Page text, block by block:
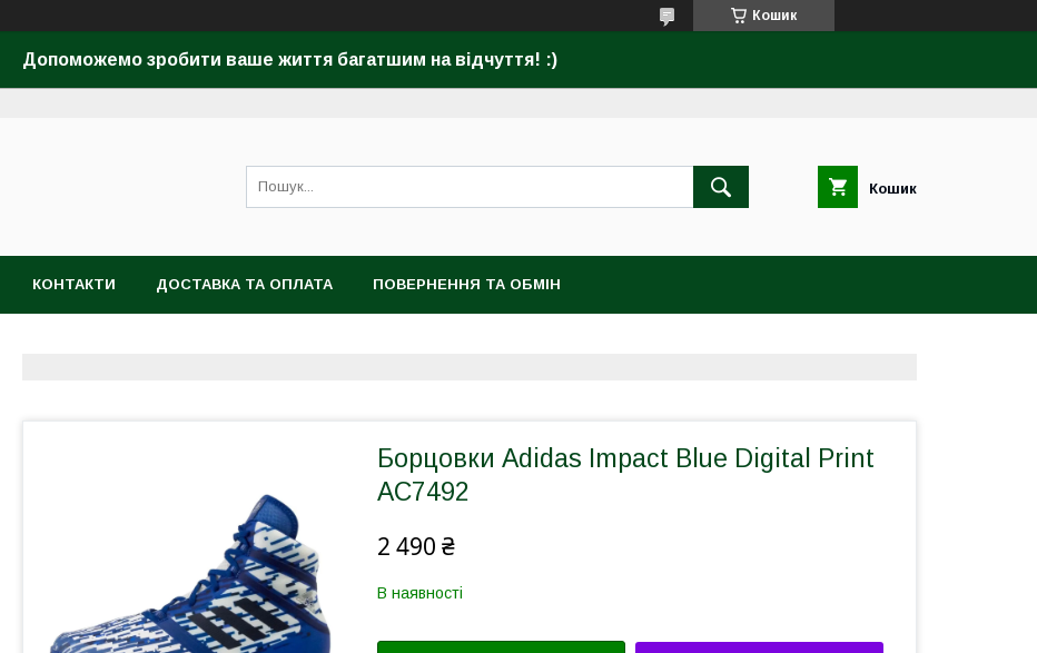
Кошик
Допоможемо зробити ваше життя багатшим на відчуття! :)
Кошик
КОНТАКТИ ДОСТАВКА ТА ОПЛАТА ПОВЕРНЕННЯ ТА ОБМІН
Борцовки Adidas Impact Blue Digital Print
AC7492
2 490 ₴
В наявності